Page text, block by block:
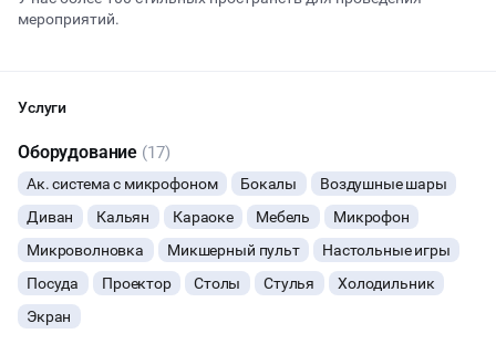
мероприятий.
времяпрепровождения.
Лофт «Матча» — это пространство, где каждый уголок
наполнен динамичной атмосферой и творческой энергией.
Яркие неоновые вывески и граффити на стенах придают лофту
уникальный стиль, сочетающий урбанистику и искусство. Это
идеальное место для проведения вечеринки с друзьями или
тематического мероприятия, где можно отдохнуть и
насладиться современным дизайном. Просторный стол и
комфортная зона отдыха позволяют с комфортом разместить
до 15 человек.
Услуги
Оборудование (17)
Ак. система с микрофоном Бокалы
Воздушные шары
Диван
Кальян Караоке Мебель
Микрофон
Микроволновка
Микшерный пульт
Настольные игры
Посуда
Проектор Столы Стулья
Холодильник
Экран
СВАДЬБЫ
КОРПОРАТИВЫ
ДЕЛОВЫЕ МЕРОПРИЯТИЯ
Вы можете отменить заявку в любой момент, это бесплатно
или поменять параметры с нашим менеджером после того, как
оставите заявку
🔥 9 человек интересовались этой площадкой сегодня